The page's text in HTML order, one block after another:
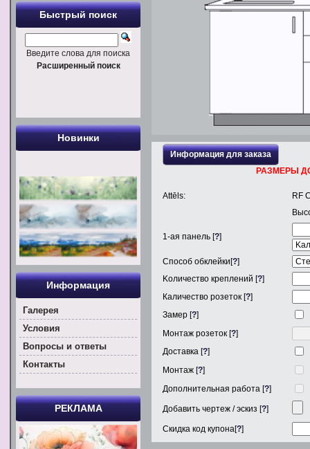
Информация для заказа
РАЗМЕРЫ
Attēls:
RF
1-ая панель [?]
Способ обклейки[?]
Kоличество креплений [?]
Каличество розеток [?]
Замер [?]
Монтаж розеток [?]
Доставка [?]
Монтаж [?]
Дополнительная работа [?]
Добавить чертеж / эскиз [?]
Скидка код купона[?]
Быстрый поиск
Введите слова для поиска
Расширенный поиск
Новинки
Информация
Галерея
Условия
Вoпросы и ответы
Контакты
РЕКЛАМА